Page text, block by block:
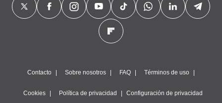
Contacto Sobre nosotros FAQ Términos de uso
Cookies Política de privacidad Configuración de privacidad